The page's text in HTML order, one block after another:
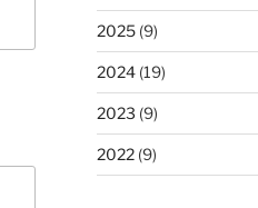
2025(9)
2024(19)
2023 (9)
2022(9)